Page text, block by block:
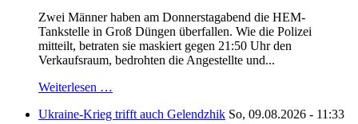
Zwei Männer haben am Donnerstagabend die HEM-
Tankstelle in Groß Düngen überfallen. Wie die Polizei
mitteilt, betraten sie maskiert gegen 21:50 Uhr den
Verkaufsraum, bedrohten die Angestellte und...
Weiterlesen …
Ukraine-Krieg trifft auch Gelendzhik So, 09.08.2026 - 11:33